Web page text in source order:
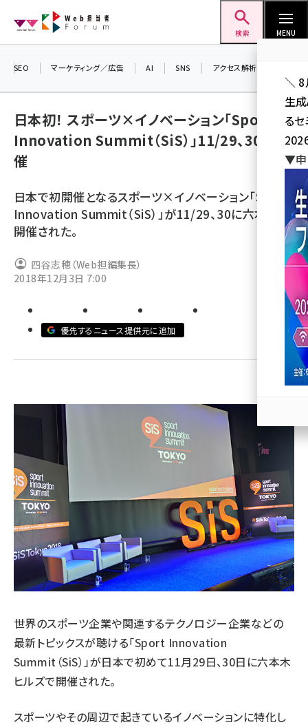
ン
検索 MENU
youtube (2439)
note (2315)
セミナー (2308)
z世代 (1623)
meo (1277)
llmo (1166)
SEO マーケティング／広告 AI SNS アクセス解析／データ分析
日本初！ スポーツ×イノベーション「Sport
Innovation Summit（SiS）」11/29、30で開
催
日本で初開催となるスポーツ×イノベーション「Sport
Innovation Summit（SiS）」が11/29、30に六本木で
開催された。
四谷志穂（Web担編集長）
2018年12月3日 7:00
優先するニュース提供元に追加
世界のスポーツ企業や関連するテクノロジー企業などの
最新トピックスが聴ける「Sport Innovation
Summit（SiS）」が日本で初めて11月29日、30日に六本木
ヒルズで開催された。
スポーツやその周辺で起きているイノベーションに特化し
＼ 8
生
る
▼申